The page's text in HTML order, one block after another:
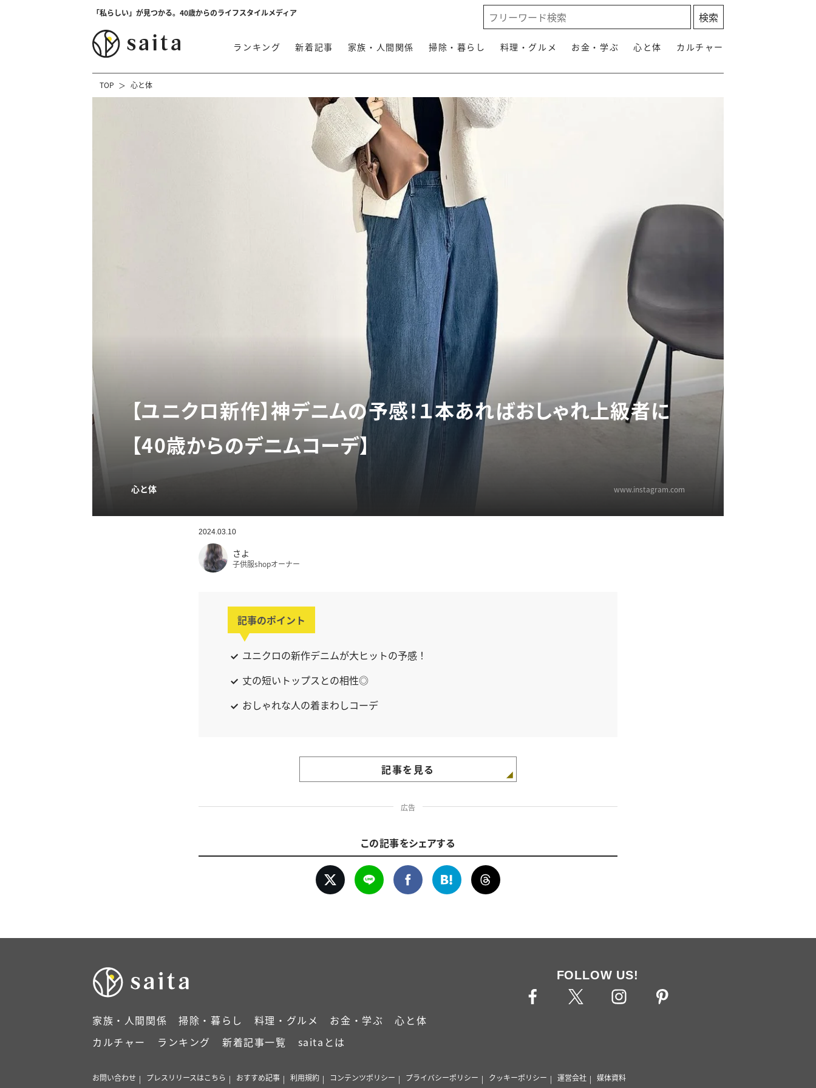
「私らしい」が見つかる。40歳からのライフスタイルメディア
ランキング 新着記事 家族・人間関係 掃除・暮らし 料理・グルメ お金・学ぶ 心と体 カルチャー
TOP 心と体
【ユニクロ新作】神デニムの予感！１本あればおしゃれ上級者に
【40歳からのデニムコーデ】
心と体 www.instagram.com
2024.03.10
さよ
子供服shopオーナー
記事のポイント
ユニクロの新作デニムが大ヒットの予感！
丈の短いトップスとの相性◎
おしゃれな人の着まわしコーデ
記事を見る
広告
この記事をシェアする
家族・人間関係 掃除・暮らし 料理・グルメ お金・学ぶ
心と体
カルチャー
ランキング 新着記事一覧 saitaとは
FOLLOW US!
お問い合わせ プレスリリースはこちら おすすめ記事 利用規約 コンテンツポリシー プライバシーポリシー クッキーポリシー 運営会社 媒体資料